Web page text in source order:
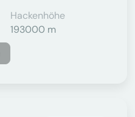
Hackenhöhe
193000 m